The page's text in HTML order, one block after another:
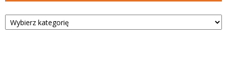
Kategorie